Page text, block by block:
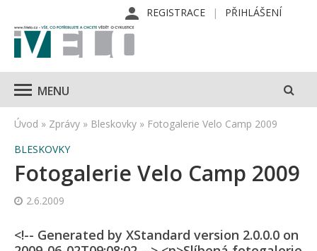
REGISTRACE PŘIHLÁŠENÍ
MENU
Úvod » Zprávy » Bleskovky » Fotogalerie Velo Camp 2009
BLESKOVKY
Fotogalerie Velo Camp 2009
2.6.2009
<!-- Generated by XStandard version 2.0.0.0 on